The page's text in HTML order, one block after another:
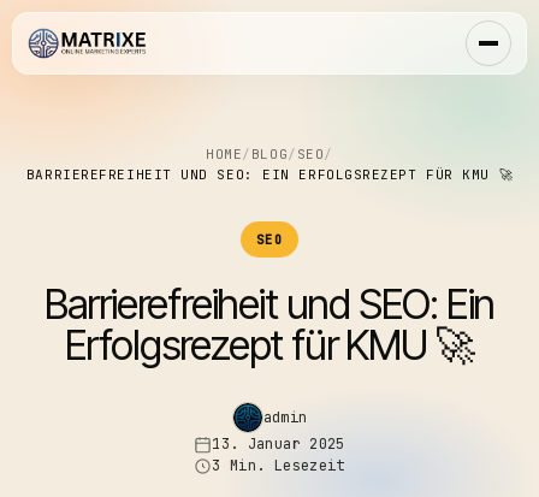
HOME/ BLOG/ SEO/
BARRIEREFREIHEIT UND SEO: EIN ERFOLGSREZEPT FÜR KMU 🚀
SEO
Barrierefreiheit und SEO: Ein
Erfolgsrezept für KMU 🚀
admin
13. Januar 2025
3 Min. Lesezeit